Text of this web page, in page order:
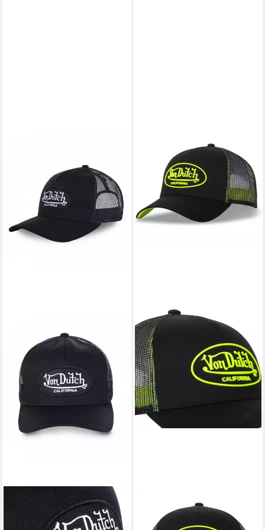
VON DUTCH
Trucker Cap Classic
(1)
Trucker Cap Von Dutch
Originals Trucker Cap - FLUO